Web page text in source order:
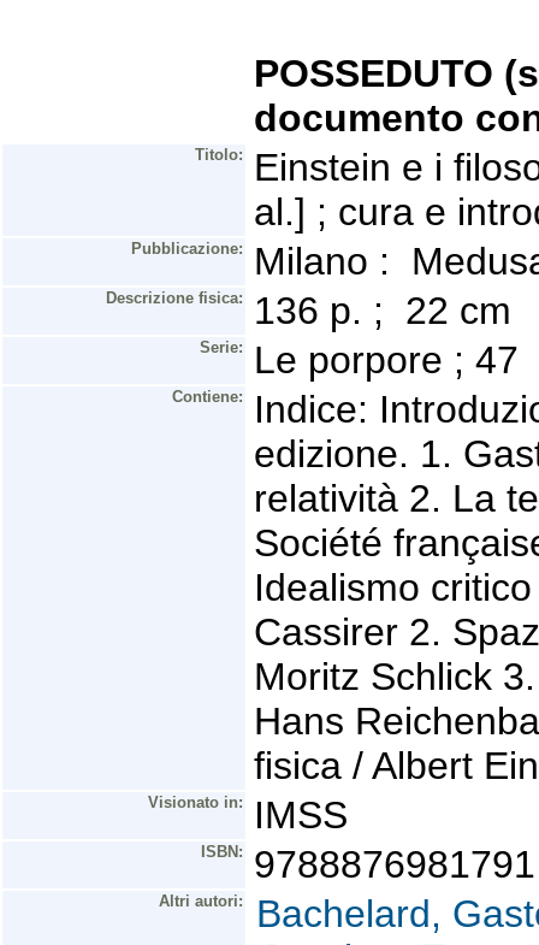
POSSEDUTO
documento
Titolo:
Einstein e i
al.] ; cura e
Pubblicazione: Milano :
Descrizione fisica: 136 p. ; 22 cm
Serie: Le porpore ; 47
Contiene:
Indice:
edizione. 1.
relatività 2. La
Société
Idealismo
Cassirer 2.
Moritz Schlick
Hans
fisica / Albert
Visionato in: IMSS
ISBN: 9788876981791
Altri autori:
Bachelard,